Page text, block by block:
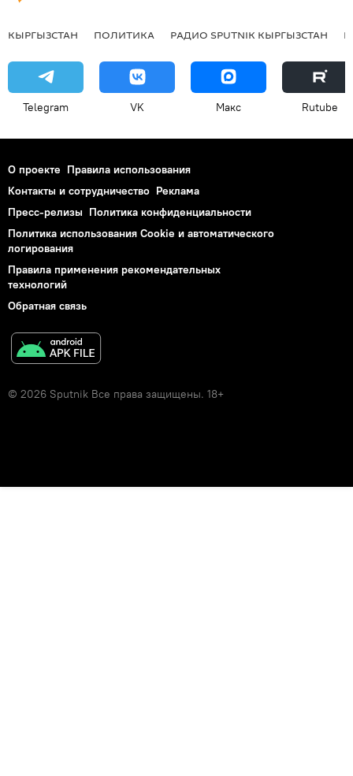
КЫРГЫЗСТАН ПОЛИТИКА РАДИО SPUTNIK КЫРГЫЗСТАН
Telegram VK Макс Rutube
О проекте Правила использования
Контакты и сотрудничество Реклама
Пресс-релизы Политика конфиденциальности
Политика использования Cookie и автоматического
логирования
Правила применения рекомендательных
технологий
Обратная связь
© 2026 Sputnik Все права защищены. 18+